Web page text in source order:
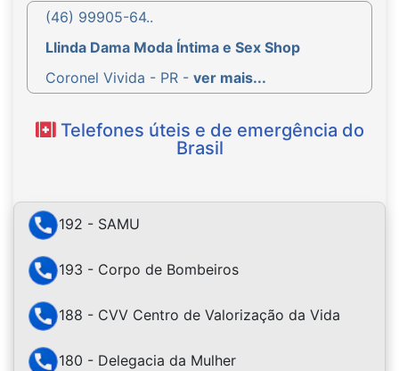
(46) 99905-64..
Llinda Dama Moda Íntima e Sex Shop
Coronel Vivida - PR - ver mais...
Telefones úteis e de emergência do
Brasil
192 - SAMU
193 - Corpo de Bombeiros
188 - CVV Centro de Valorização da Vida
180 - Delegacia da Mulher